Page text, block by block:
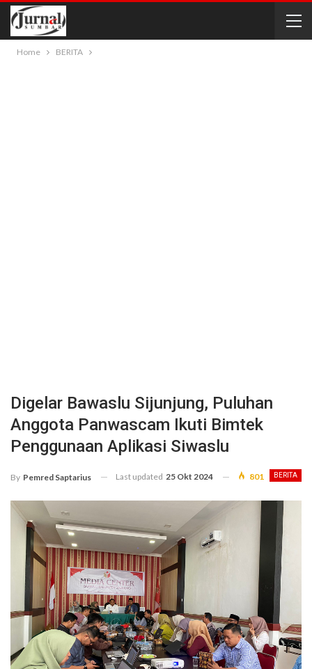
Home BERITA
Digelar Bawaslu Sijunjung, Puluhan
Anggota Panwascam Ikuti Bimtek
Penggunaan Aplikasi Siwaslu
BERITA
By Pemred Saptarius Last updated 25 Okt 2024 801